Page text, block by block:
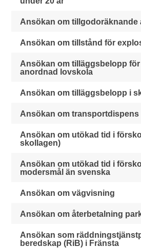
Ansökan om tillgodoräknande
Ansökan om tillstånd för
Ansökan om tilläggsbelopp
anordnad lovskola
Ansökan om tilläggsbelopp i
Ansökan om transportdispens
Ansökan om utökad tid i
skollagen)
Ansökan om utökad tid i
modersmål än svenska
Ansökan om vägvisning
Ansökan om återbetalning
Ansökan som
beredskap (RiB) i Fränsta